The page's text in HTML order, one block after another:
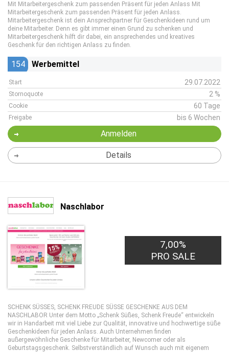
Mit Mitarbeitergeschenk zum passenden Präsent für jeden Anlass Mit
Mitarbeitergeschenk zum passenden Präsent für jeden Anlass.
Mitarbeitergeschenk ist dein Ansprechpartner für Geschenkideen rund um
deine Mitarbeiter. Denn es gibt immer einen Grund zu schenken und
Mitarbeitergeschenk hilft dir dabei, ein ansprechendes und kreatives
Geschenk für den richtigen Anlass zu finden.
154 Werbemittel
Start 29.07.2022
Stornoquote 2 %
Cookie 60 Tage
Freigabe bis 6 Wochen
Anmelden
Details
Naschlabor
7,00%
PRO SALE
SCHENK SÜSSES, SCHENK FREUDE SÜSSE GESCHENKE AUS DEM
NASCHLABOR Unter dem Motto „Schenk Süßes, Schenk Freude“ entwickeln
wir in Handarbeit mit viel Liebe zur Qualität, innovative und hochwertige süße
Geschenkideen für jeden Anlass. Auch Unternehmen finden
außergewöhnliche Geschenke für Mitarbeiter, Newcomer oder als
Geburtstagsgeschenk. Selbstverständlich auf Wunsch auch mit eigenem